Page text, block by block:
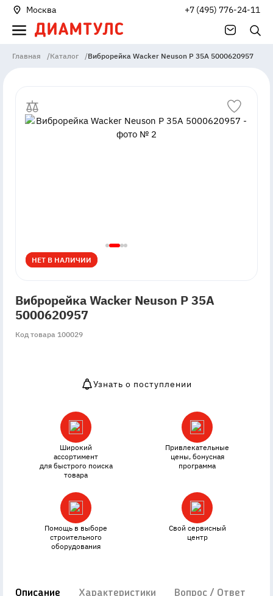
Москва +7 (495) 776-24-11
Главная /Каталог /Виброрейка Wacker Neuson P 35A 5000620957
НЕТ В НАЛИЧИИ
НЕТ В НАЛИЧИИ
Виброрейка Wacker Neuson P 35A
5000620957
Код товара 100029
Узнать о поступлении
Широкий
ассортимент
для быстрого поиска
товара
Привлекательные
цены, бонусная
программа
Помощь в выборе
строительного
оборудования
Свой сервисный
центр
Описание Характеристики Вопрос / Ответ